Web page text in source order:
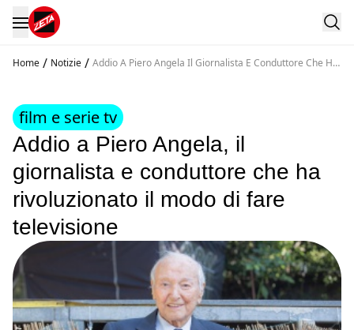
Home / Notizie / Addio A Piero Angela Il Giornalista E Conduttore Che Ha
film e serie tv
Addio a Piero Angela, il
giornalista e conduttore che ha
rivoluzionato il modo di fare
televisione